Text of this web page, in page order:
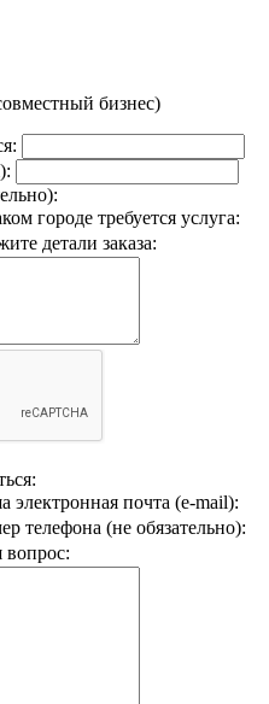
бизнес)
городе требуется услуга:
детали заказа:
электронная почта (e-mail):
телефона (не обязательно):